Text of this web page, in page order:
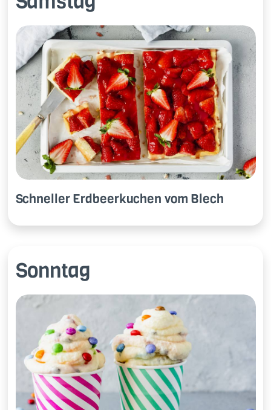
Schnel­ler Erd­beer­ku­chen vom Blech
Sonntag